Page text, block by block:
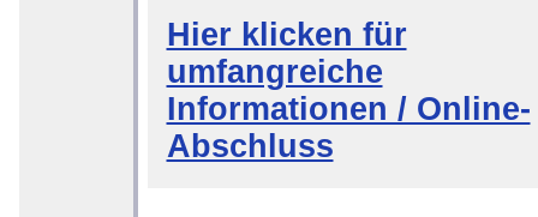
Hier klicken für
umfangreiche
Informationen / Online-
Abschluss